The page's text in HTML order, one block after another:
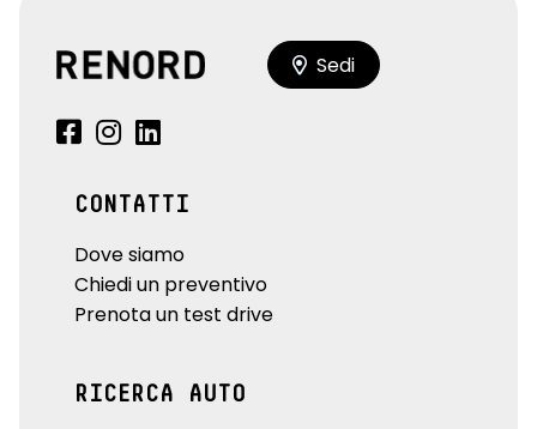
Sedi
CONTATTI
Dove siamo
Chiedi un preventivo
Prenota un test drive
RICERCA AUTO